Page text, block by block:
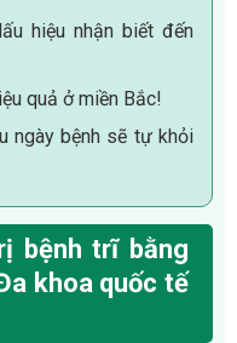
hiệu nhận biết đến
quả ở miền Bắc!
ngày bệnh sẽ tự khỏi
bệnh trĩ bằng
khoa quốc tế